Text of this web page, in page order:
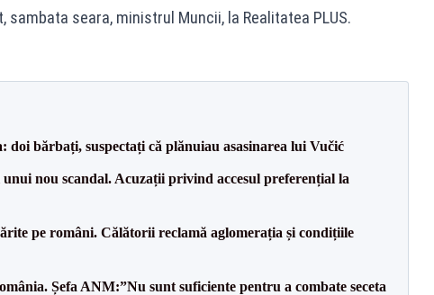
seara, ministrul Muncii, la Realitatea PLUS.
doi bărbați, suspectați că plănuiau asasinarea lui Vučić
nou scandal. Acuzații privind accesul preferențial la
pe români. Călătorii reclamă aglomerația și condițiile
Șefa ANM:”Nu sunt suficiente pentru a combate seceta